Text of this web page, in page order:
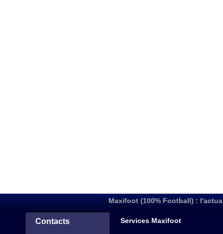
Maxifoot (100% Football) :
Contacts Services Maxifoot